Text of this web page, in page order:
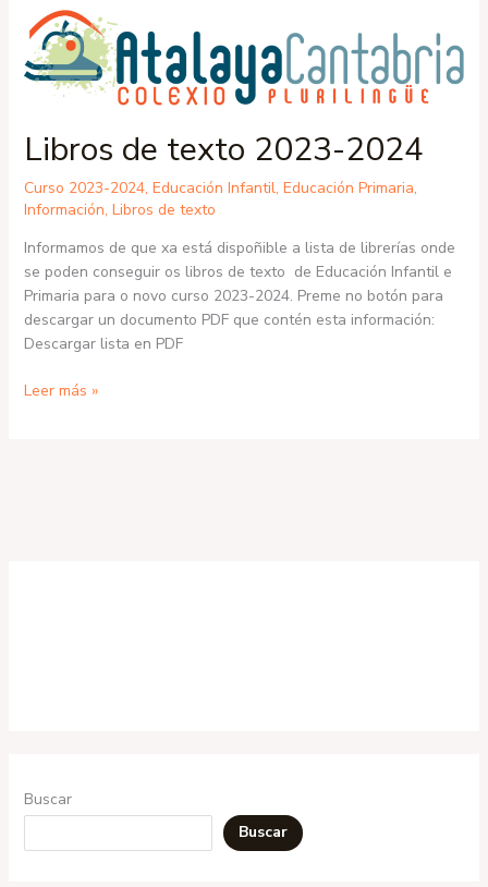
Libros de texto 2023-2024
Curso 2023-2024, Educación Infantil, Educación Primaria,
Información, Libros de texto
Informamos de que xa está dispoñible a lista de librerías onde
se poden conseguir os libros de texto de Educación Infantil e
Primaria para o novo curso 2023-2024. Preme no botón para
descargar un documento PDF que contén esta información:
Descargar lista en PDF
Libros
de
texto
2023-
Leer más »
Buscar
Buscar